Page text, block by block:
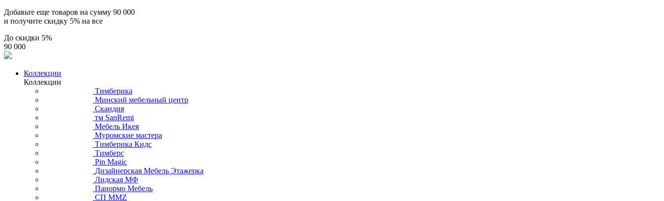
Добавьте еще товаров на сумму 90 000
и получите скидку 5% на все
До скидки 5%
90 000
Коллекции
Коллекции
Тимберика
Минский мебельный центр
Скандия
тм SanRemi
Мебель Икея
Муромские мастера
Тимберика Кидс
Тимберс
Pin Magic
Дизайнерская Мебель Этажерка
Лидская МФ
Панормо Мебель
СП ММZ